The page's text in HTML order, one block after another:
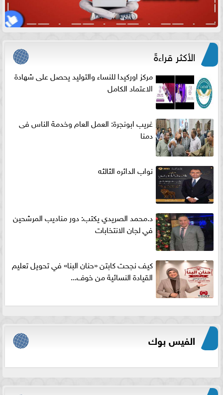
الأكثر قراءةً
مركز اوركيدا للنساء والتوليد يحصل على شهادة
الاعتماد الكامل
غريب ابونجرة: العمل العام وخدمة الناس فى
دمنا
نواب الدائره الثالثه
د.محمد الصريدي يكتب: دور مناديب المرشحين
في لجان الانتخابات
كيف نجحت كابتن «حنان البنا» في تحويل تعليم
القيادة النسائية من خوف...
الفيس بوك